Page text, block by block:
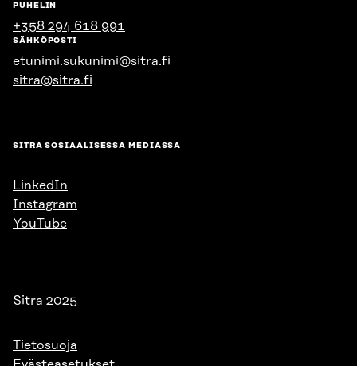
PUHELIN
+358 294 618 991
SÄHKÖPOSTI
etunimi.sukunimi@sitra.fi
sitra@sitra.fi
SITRA SOSIAALISESSA MEDIASSA
LinkedIn
Instagram
YouTube
Sitra 2025
Tietosuoja